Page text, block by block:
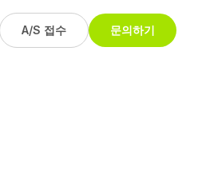
A/S 접수 문의하기